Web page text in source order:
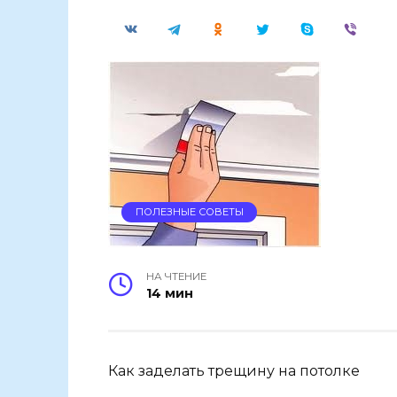
ПОЛЕЗНЫЕ СОВЕТЫ
НА ЧТЕНИЕ
14 мин
Как заделать трещину на потолке